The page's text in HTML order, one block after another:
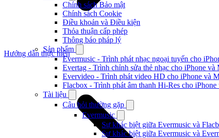
Chính sách Bảo mật
Chính sách Cookie
Điều khoản và Điều kiện
Thỏa thuận cấp phép
Thông báo pháp lý
Sản phẩm
Evermusic - Trình phát nhạc ngoại tuyến cho
Evertag - Trình chỉnh sửa thẻ nhạc cho iPhone và
Evervideo - Trình phát video HD cho iPhone và
Flacbox - Trình phát âm thanh Hi-Res cho iPhone
Tài liệu
Câu hỏi thường gặp
Evermusic
Sự khác biệt giữa Evermusic và
Sự khác biệt giữa Evermusic và
Hướng dẫn thực hiện